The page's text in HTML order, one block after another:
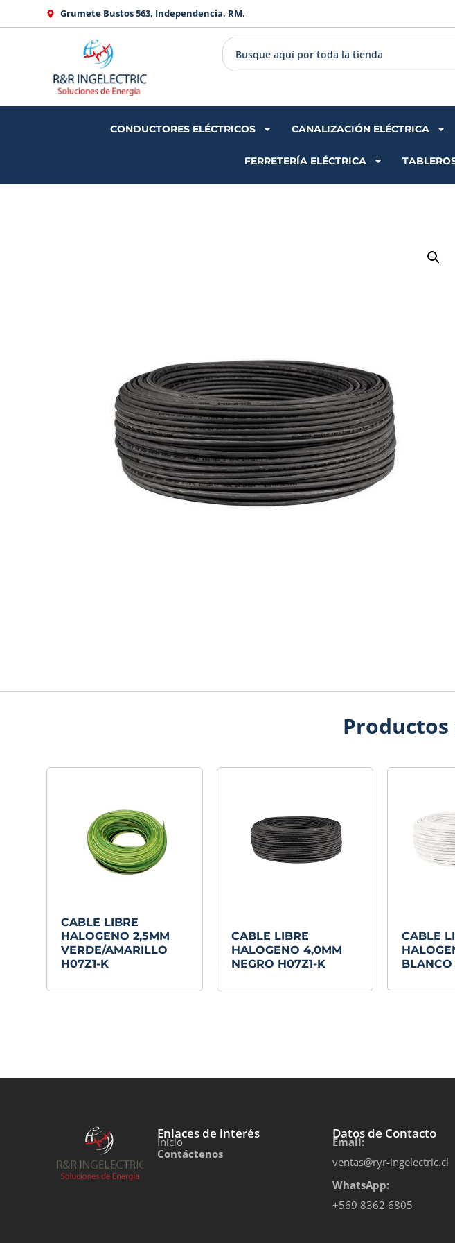
al
Grumete Bustos 563, Independencia, RM.
CONDUCTORES ELÉCTRICOS CANALIZACIÓN ELÉCTRICA
FERRETERÍA ELÉCTRICA
CABLE LIBRE
HALOGENO 2,5MM
VERDE/AMARILLO
H07Z1-K
CABLE LIBRE
HALOGENO 4,0MM
NEGRO H07Z1-K
CABLE
Enlaces de interés
Inicio
Contáctenos
Datos de Contacto
Email:
ventas@ryr-ingelectric.cl
WhatsApp:
+569 8362 6805